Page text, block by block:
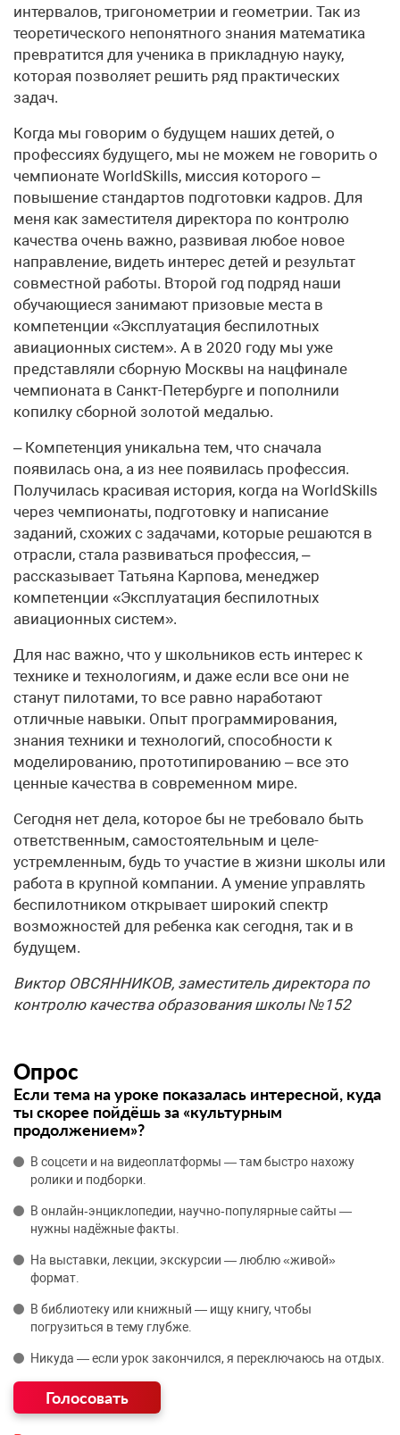
интервалов, тригонометрии и геометрии. Так из
теоретического непонятного знания математика
превратится для ученика в прикладную науку,
которая позволяет решить ряд практических
задач.
Когда мы говорим о будущем наших детей, о
профессиях будущего, мы не можем не говорить о
чемпионате WorldSkills, миссия которого –
повышение стандартов подготовки кадров. Для
меня как заместителя директора по контролю
качества очень важно, развивая любое новое
направление, видеть интерес детей и результат
совместной работы. Второй год подряд наши
обучающиеся занимают призовые места в
компетенции «Эксплуатация беспилотных
авиационных систем». А в 2020 году мы уже
представляли сборную Москвы на нацфинале
чемпионата в Санкт-Петербурге и пополнили
копилку сборной золотой медалью.
– Компетенция уникальна тем, что сначала
появилась она, а из нее появилась профессия.
Получилась красивая история, когда на WorldSkills
через чемпионаты, подготовку и написание
заданий, схожих с задачами, которые решаются в
отрасли, стала развиваться профессия, –
рассказывает Татьяна Карпова, менеджер
компетенции «Эксплуатация беспилотных
авиационных систем».
Для нас важно, что у школьников есть интерес к
технике и технологиям, и даже если все они не
станут пилотами, то все равно наработают
отличные навыки. Опыт программирования,
знания техники и технологий, способности к
моделированию, прототипированию – все это
ценные качества в современном мире.
Сегодня нет дела, которое бы не требовало быть
ответственным, самостоятельным и целе­
устремленным, будь то участие в жизни школы или
работа в крупной компании. А умение управлять
беспилотником открывает широкий спектр
возможностей для ребенка как сегодня, так и в
будущем.
Виктор ОВСЯННИКОВ, заместитель директора по
контролю качества образования школы №152
Опрос
Если тема на уроке показалась интересной, куда
ты скорее пойдёшь за «культурным
продолжением»?
В соцсети и на видеоплатформы — там быстро нахожу
ролики и подборки.
В онлайн‑энциклопедии, научно‑популярные сайты —
нужны надёжные факты.
На выставки, лекции, экскурсии — люблю «живой»
формат.
В библиотеку или книжный — ищу книгу, чтобы
погрузиться в тему глубже.
Никуда — если урок закончился, я переключаюсь на отдых.